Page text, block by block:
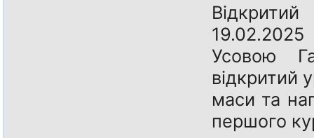
Усовою
відкритий
маси та
першого